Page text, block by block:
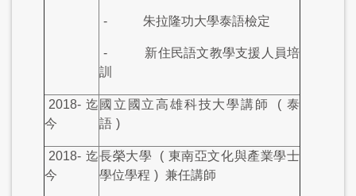
- 朱拉隆功大學泰語檢定
-
新住民語文教學支援人員培
訓
2018- 迄
今
國立國立高雄科技大學講師 ( 泰
語 )
2018- 迄
今
長榮大學 ( 東南亞文化與產業學士
學位學程 ) 兼任講師